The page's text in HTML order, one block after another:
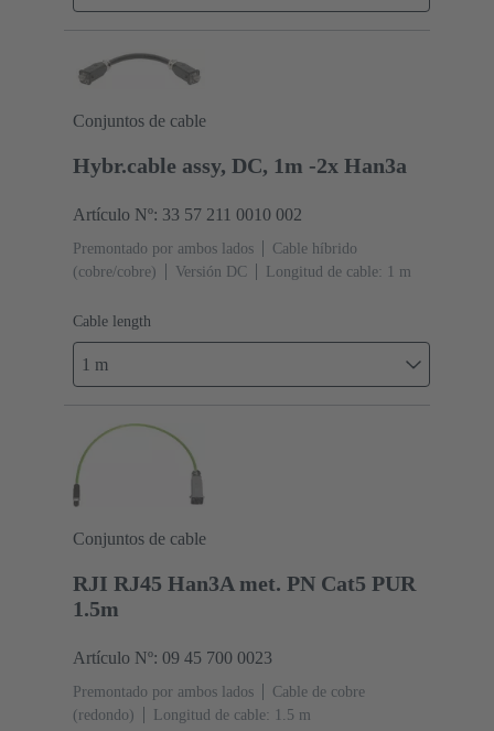
Conjuntos de cable
Hybr.cable assy, DC, 1m -2x Han3a
Artículo Nº: 33 57 211 0010 002
Premontado por ambos lados
Cable híbrido
(cobre/cobre)
Versión DC Longitud de cable: 1 m
Cable length
1 m
Conjuntos de cable
RJI RJ45 Han3A met. PN Cat5 PUR
1.5m
Artículo Nº: 09 45 700 0023
Premontado por ambos lados
Cable de cobre
(redondo)
Longitud de cable: 1.5 m